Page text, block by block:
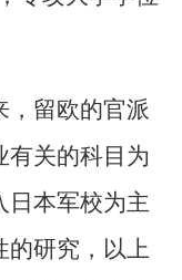
，留欧的官派
有关的科目为
日本军校为主
的研究，以上